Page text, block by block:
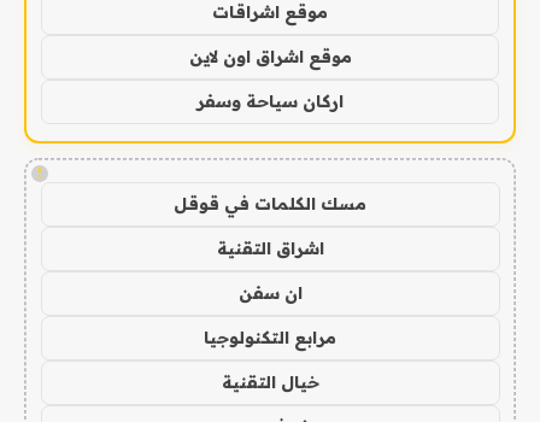
موقع اشراقات
موقع اشراق اون لاين
اركان سياحة وسفر
!
مسك الكلمات في قوقل
اشراق التقنية
ان سفن
مرابع التكنولوجيا
خيال التقنية